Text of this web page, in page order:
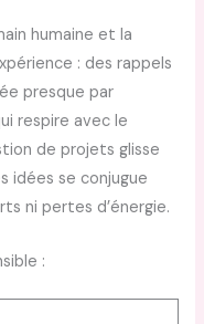
humaine et la
: des rappels
presque par
respire avec le
de projets glisse
idées se conjugue
ni pertes d’énergie.
: